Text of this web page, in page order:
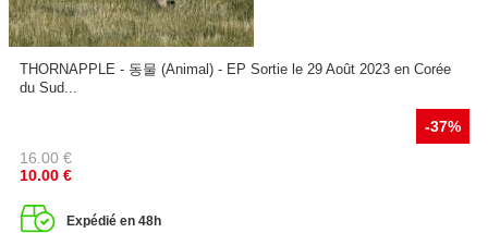
THORNAPPLE - 동물 (Animal) - EP Sortie le 29 Août 2023 en Corée
du Sud...
-37%
16.00 €
10.00 €
Expédié en 48h